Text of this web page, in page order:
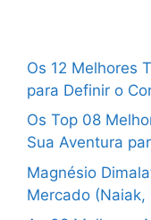
Os 12 Melhores
para Definir o
Os Top 08
Sua Aventura
Magnésio
Mercado (Naiak,